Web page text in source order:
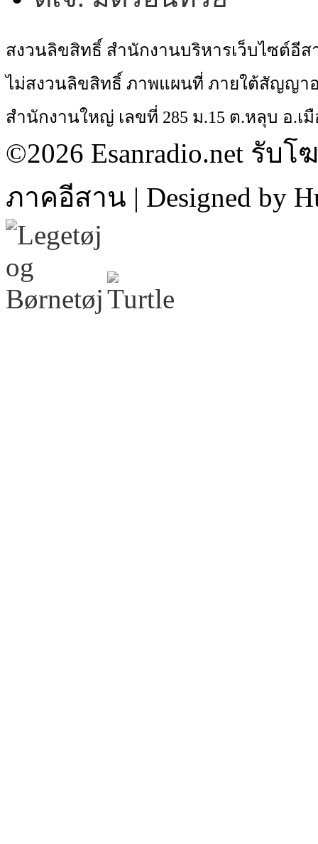
สงวนลิขสิทธิ์ สำนักงานบริหารเว็บไซต์อีส
ไม่สงวนลิขสิทธิ์ ภาพแผนที่ ภายใต้สัญญ
สำนักงานใหญ่ เลขที่ 285 ม.15 ต.หลุบ อ.เ
©2026 Esanradio.net รับ
ภาคอีสาน | Designed by